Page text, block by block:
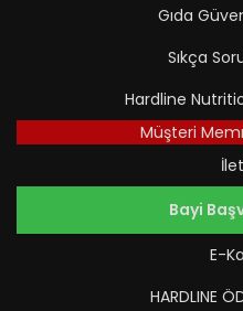
Gıda
Sıkça
Hardline
Müşteri
Bayi
E-
HARDLINE